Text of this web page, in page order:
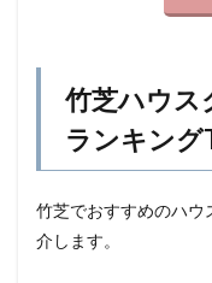
竹芝ハウス
ランキング
竹芝でおすすめのハウ
介します。